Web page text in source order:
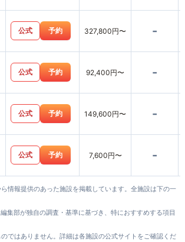
公式 予約 327,800円〜 -
公式 予約 92,400円〜 -
公式 予約 149,600円〜 -
公式 予約 7,600円〜 -
情報提供のあった施設を掲載しています。全施設は下の一
集部が独自の調査・基準に基づき、特におすすめする項目
ではありません。詳細は各施設の公式サイトをご確認くだ